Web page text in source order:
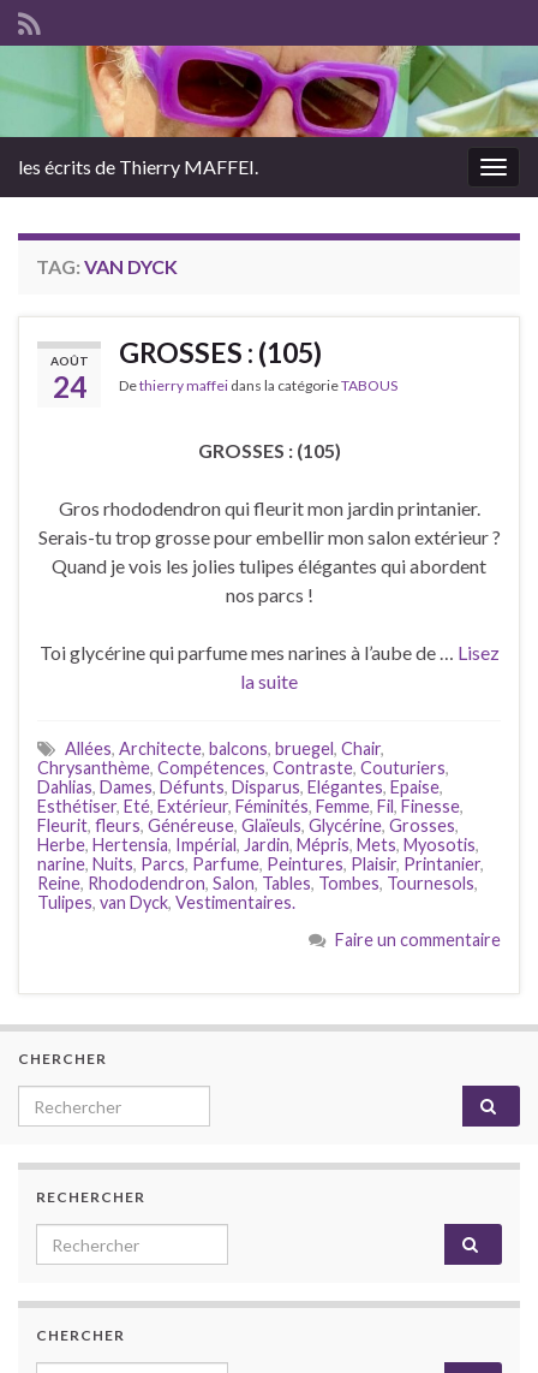
les écrits de Thierry MAFFEI.
TAG: VAN DYCK
AOÛT
24
GROSSES : (105)
Dethierry maffei dans la catégorieTABOUS
GROSSES : (105)
Gros rhododendron qui fleurit mon jardin printanier.
Serais-tu trop grosse pour embellir mon salon extérieur ?
Quand je vois les jolies tulipes élégantes qui abordent
nos parcs !
Toi glycérine qui parfume mes narines à l’aube de … Lisez
la suite
Allées, Architecte, balcons, bruegel, Chair,
Chrysanthème, Compétences, Contraste, Couturiers,
Dahlias, Dames, Défunts, Disparus, Elégantes, Epaise,
Esthétiser, Eté, Extérieur, Féminités, Femme, Fil, Finesse,
Fleurit, fleurs, Généreuse, Glaïeuls, Glycérine, Grosses,
Herbe, Hertensia, Impérial, Jardin, Mépris, Mets, Myosotis,
narine, Nuits, Parcs, Parfume, Peintures, Plaisir, Printanier,
Reine, Rhododendron, Salon, Tables, Tombes, Tournesols,
Tulipes, van Dyck, Vestimentaires.
Faire un commentaire
CHERCHER
Search for:
RECHERCHER
Search for:
CHERCHER